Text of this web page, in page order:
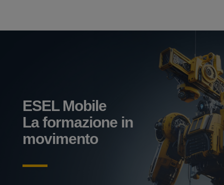
ESEL Mobile
La formazione in
movimento